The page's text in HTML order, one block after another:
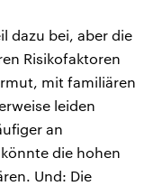
dazu bei, aber die
Risikofaktoren
mit familiären
leiden
an
die hohen
Und: Die